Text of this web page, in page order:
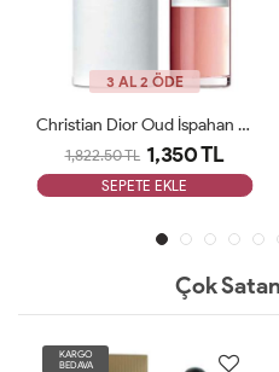
3 AL 2 ÖDE
Christian Dior Oud İspahan Edp Unisex ARC 125 Ml JLT Unisex
1,822.50 TL 1,350 TL
SEPETE EKLE
Çok
KARGO
BEDAVA